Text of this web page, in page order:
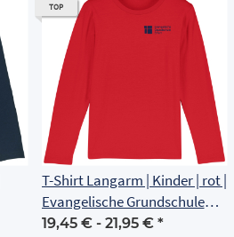
TOP
T-Shirt Langarm | Kinder | rot |
Evangelische Grundschule
Erfurt
19,45 € - 21,95 € *